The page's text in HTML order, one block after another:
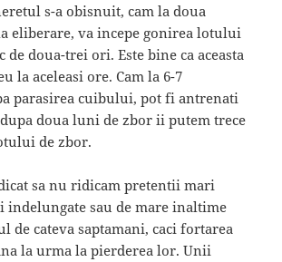
s-a obisnuit, cam la doua
eliberare, va incepe gonirea lotului
doua-trei ori. Este bine ca aceasta
la aceleasi ore. Cam la 6-7
parasirea cuibului, pot fi antrenati
doua luni de zbor ii putem trece
de zbor.
sa nu ridicam pretentii mari
sau de mare inaltime
de cateva saptamani, caci fortarea
la urma la pierderea lor. Unii